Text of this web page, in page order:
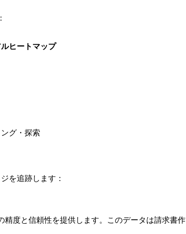
ヒートマップ
グ・探索
を追跡します：
度と信頼性を提供します。このデータは請求書作